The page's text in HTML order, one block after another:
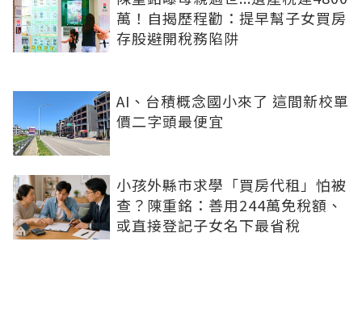
萬！自揭歷程勸：提早幫子女買房
存股避開稅務陷阱
AI、台積概念國小來了 這間新校單
價二字頭最便宜
小孩外縣市求學「買房代租」怕被
查？陳重銘：善用244萬免稅額、
或直接登記子女名下最省稅